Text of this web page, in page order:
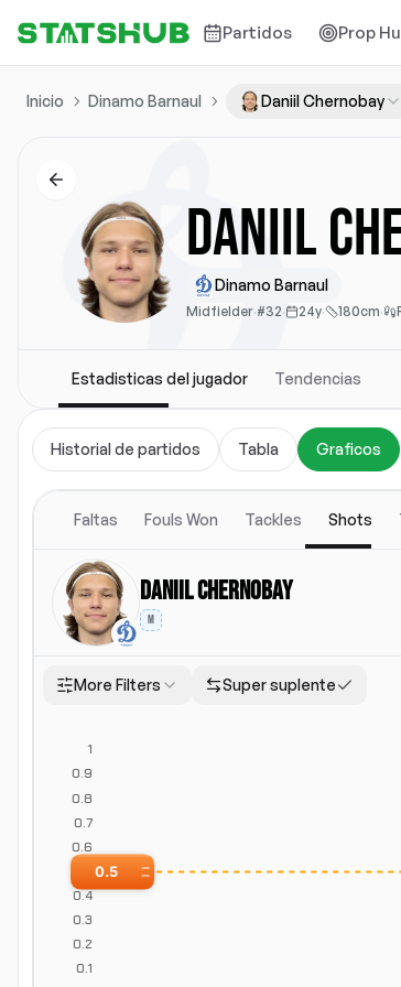
Partidos Prop
Inicio Dinamo Barnaul Daniil Chernobay
Daniil
Dinamo Barnaul
Midfielder·#32· 24y· 180cm·
Estadisticas del jugador Tendencias
Historial de partidos Tabla Graficos
Faltas Fouls Won Tackles Shots
Daniil Chernobay
M
More Filters Super suplente
Todos